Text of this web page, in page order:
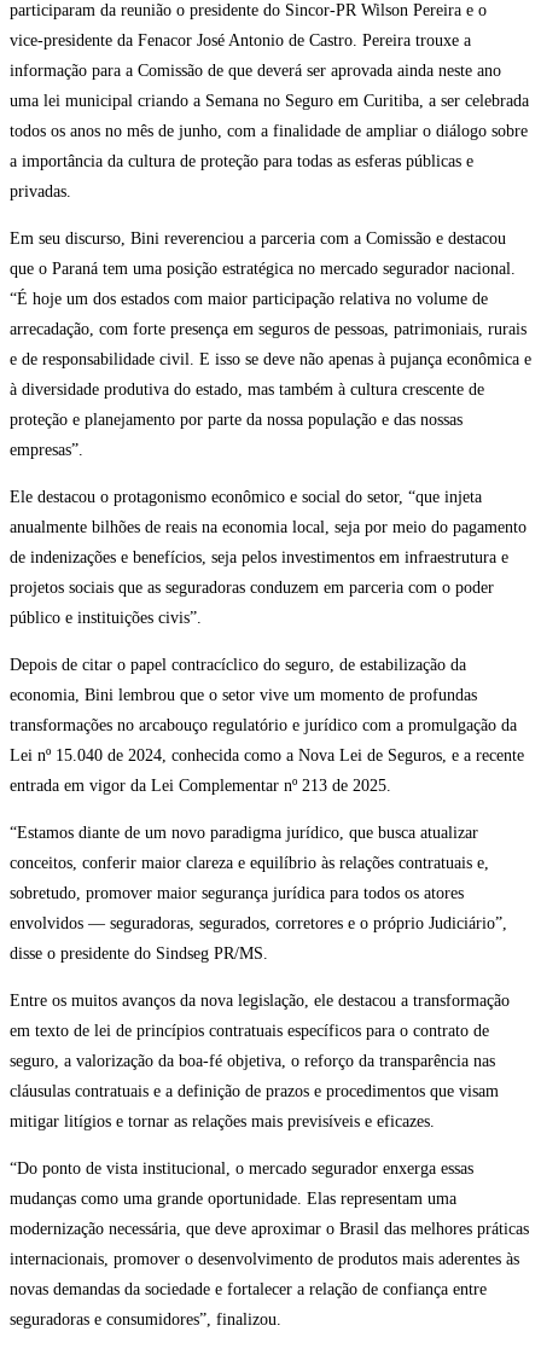
participaram da reunião o presidente do Sincor-PR Wilson Pereira e o
vice-presidente da Fenacor José Antonio de Castro. Pereira trouxe a
informação para a Comissão de que deverá ser aprovada ainda neste ano
uma lei municipal criando a Semana no Seguro em Curitiba, a ser celebrada
todos os anos no mês de junho, com a finalidade de ampliar o diálogo sobre
a importância da cultura de proteção para todas as esferas públicas e
privadas.
Em seu discurso, Bini reverenciou a parceria com a Comissão e destacou
que o Paraná tem uma posição estratégica no mercado segurador nacional.
“É hoje um dos estados com maior participação relativa no volume de
arrecadação, com forte presença em seguros de pessoas, patrimoniais, rurais
e de responsabilidade civil. E isso se deve não apenas à pujança econômica e
à diversidade produtiva do estado, mas também à cultura crescente de
proteção e planejamento por parte da nossa população e das nossas
empresas”.
Ele destacou o protagonismo econômico e social do setor, “que injeta
anualmente bilhões de reais na economia local, seja por meio do pagamento
de indenizações e benefícios, seja pelos investimentos em infraestrutura e
projetos sociais que as seguradoras conduzem em parceria com o poder
público e instituições civis”.
Depois de citar o papel contracíclico do seguro, de estabilização da
economia, Bini lembrou que o setor vive um momento de profundas
transformações no arcabouço regulatório e jurídico com a promulgação da
Lei nº 15.040 de 2024, conhecida como a Nova Lei de Seguros, e a recente
entrada em vigor da Lei Complementar nº 213 de 2025.
“Estamos diante de um novo paradigma jurídico, que busca atualizar
conceitos, conferir maior clareza e equilíbrio às relações contratuais e,
sobretudo, promover maior segurança jurídica para todos os atores
envolvidos — seguradoras, segurados, corretores e o próprio Judiciário”,
disse o presidente do Sindseg PR/MS.
Entre os muitos avanços da nova legislação, ele destacou a transformação
em texto de lei de princípios contratuais específicos para o contrato de
seguro, a valorização da boa-fé objetiva, o reforço da transparência nas
cláusulas contratuais e a definição de prazos e procedimentos que visam
mitigar litígios e tornar as relações mais previsíveis e eficazes.
“Do ponto de vista institucional, o mercado segurador enxerga essas
mudanças como uma grande oportunidade. Elas representam uma
modernização necessária, que deve aproximar o Brasil das melhores práticas
internacionais, promover o desenvolvimento de produtos mais aderentes às
novas demandas da sociedade e fortalecer a relação de confiança entre
seguradoras e consumidores”, finalizou.